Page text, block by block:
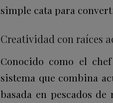
simple cata para
Creatividad con raíces
Conocido como el
sistema que combina
basada en pescados